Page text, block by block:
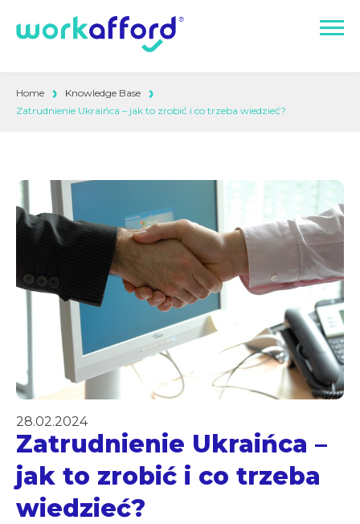
Home
Knowledge Base
Zatrudnienie Ukraińca – jak to zrobić i co trzeba wiedzieć?
28.02.2024
Zatrudnienie Ukraińca –
jak to zrobić i co trzeba
wiedzieć?